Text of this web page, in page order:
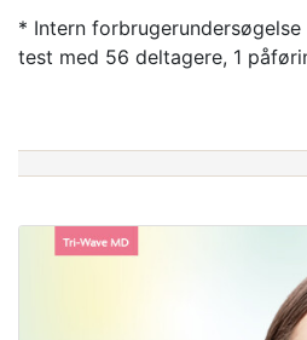
* Intern
test med 56 deltagere, 1